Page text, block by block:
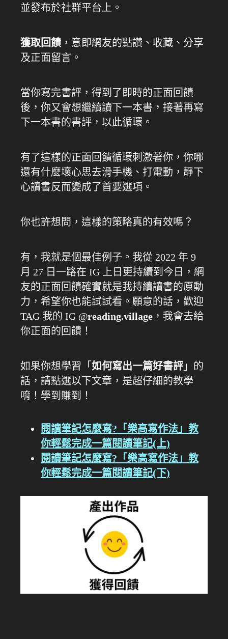
並發布於社群平台上。
獲取回饋 ，意即網友的點讚、收藏、分享
及正面留言。
當你寫完書評，得到了即時的正面回饋
後，你又會想繼續讀下一本書，接著再寫
下一本書的書評，以此循環。
有了這樣的正面回饋循環刺激著你，你哪
還有什麼壞心思去滑手機、打電動，靜下
心讀書反而變成了首要選項。
你也許想問，這樣的策略真的有效嗎？
有，我就是個最佳例子。我從 2022 年 9
月 27 日一路在 IG 上日更持續到今日，網
友的正面回饋確實就是我持續讀書的原動
力，希望你也能試試看。願意的話，歡迎
TAG 我的 IG @reading.village ，我會去給
你正面的回饋！
如果你想學習「 如何寫出一篇好書評 」的
話，請點選以下文章，是超仔細的教學
唷！學到賺到！
閱讀筆記怎麼寫?「樂高寫作法」教
你輕鬆完成一篇閱讀筆記(上)
閱讀筆記怎麼寫?「樂高寫作法」教
你輕鬆完成一篇閱讀筆記(下)